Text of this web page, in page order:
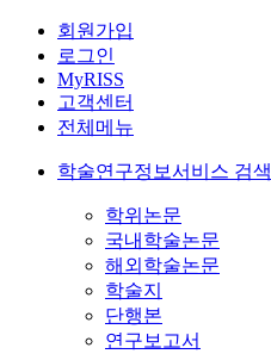
회원가입
로그인
MyRISS
고객센터
전체메뉴
학술연구정보서비스 검색
학위논문
국내학술논문
해외학술논문
학술지
단행본
연구보고서